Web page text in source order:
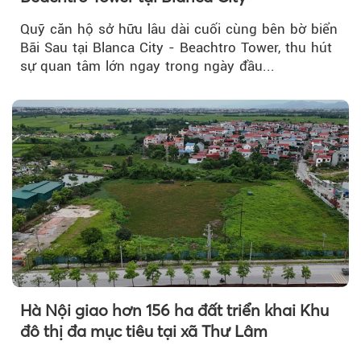
Quỹ căn hộ sở hữu lâu dài cuối cùng bên bờ biển
Bãi Sau tại Blanca City - Beachtro Tower, thu hút
sự quan tâm lớn ngay trong ngày đầu...
Hà Nội giao hơn 156 ha đất triển khai Khu
đô thị đa mục tiêu tại xã Thư Lâm